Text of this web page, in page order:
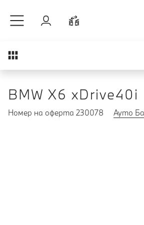
Вход
Преглед
BMW X6 xDrive40i
Номер на оферта 230078 Ауто